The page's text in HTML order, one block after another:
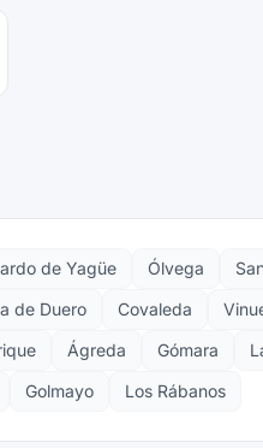
de Yagüe Ólvega
de Duero Covaleda
Ágreda Gómara
Golmayo Los Rábanos